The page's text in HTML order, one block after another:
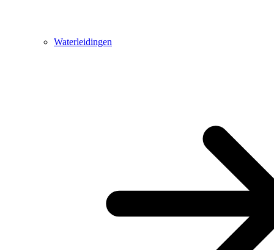
Waterleidingen